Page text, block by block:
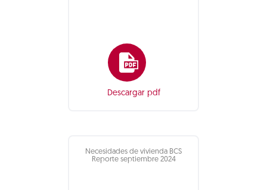
Descargar pdf
Necesidades de vivienda BCS
Reporte septiembre 2024